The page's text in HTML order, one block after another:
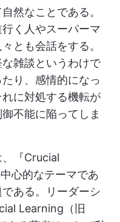
然なことである。
く人やスーパーマ
とも会話をする。
雑談というわけで
り、感情的になっ
に対処する機転が
不能に陥ってしま
『Crucial
心的なテーマであ
ある。リーダーシ
Learning（旧